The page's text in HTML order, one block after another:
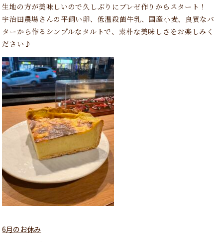
生地の方が美味しいので久しぶりにブレゼ作りからスタート！
宇治田農場さんの平飼い卵、低温殺菌牛乳、国産小麦、良質なバ
ターから作るシンプルなタルトで、素朴な美味しさをお楽しみく
ださい♪
6月のお休み